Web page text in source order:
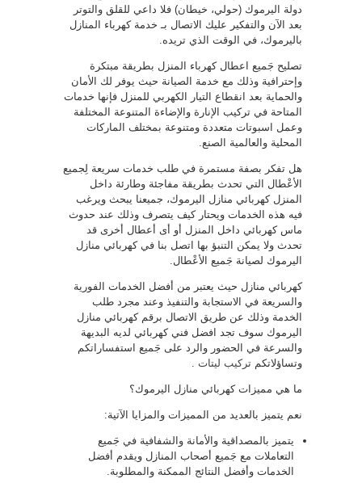
دولة اليرموك (حولي، خيطان) فلا داعي للقلق والتوتر
بعد الآن والتفكير عليك الاتصال بـ خدمة كهرباء المنازل
باليرموك، في الوقت الذي تريده.
تصليح جَميع اعطال كهرباء المنزل بطريقة مبتكرة
وإحترافية وذلك مع خدمة الصيانة حيث يوفر لك الأمان
والحماية بعد انقطاع التيار الكهربي للمنزل فإنها خدمات
المتاحة في تركيب الإنارة والإضاءة المتنوعة المختلفة
وعمل اسبوتات متعددة ومتنوعة بمختلف الماركات
المحلية والعالمية الصنع.
هل تفكر بصفة مستمرة في طلب خدمات سريعة لِجميع
الأعْطال التي تحدث بطريقة مفاجئة وطارئة داخل
المنزل كهربائي منازل اليرموك، جميعنا يبحث ويرغب
فيه هذه الخدمات ويحتار كيف يتصرف وذلك عند حدوث
ماس كهربائي داخل المنزل أو أى أعطال أخرى قد
تحدث ولا يمكن التنبؤ بها اتصل بنا في كهربائي منازل
اليرموك لصيانة جَميع الأعْطال.
كهربائي منازل حيث يعتبر من أفضل الخدمات الفورية
والسريعة في الاستجابة والتنفيذ وعند مجرد طلب
الخدمة وذلك عن طريق الاتصال برقم كهربائي منازل
اليرموك سوف تجد افضل فني كهربائي لديه البديهة
والسرعة في الحضور والرد على جَميع استفساراتكم
وتساؤلاتكم تركيب ليتات
ما هي مميزات كهربائي منازل اليرموك؟
نعم يتميز بالعديد من المميزات والمزايا الآتية:
يتميز بالمصداقية والأمانة والشفافية في جَميع
التعاملات مع جَميع أصحاب المنازل ويقدم أفضل
الخدمات وأفضل النتائج الممكنة والمطلوبة.